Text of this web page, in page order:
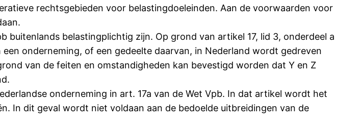
rechtsgebieden voor belastingdoeleinden. Aan de voorwaarden voor
buitenlands belastingplichtig zijn. Op grond van artikel 17, lid 3, onderdeel a
onderneming, of een gedeelte daarvan, in Nederland wordt gedreven
van de feiten en omstandigheden kan bevestigd worden dat Y en Z
onderneming in art. 17a van de Wet Vpb. In dat artikel wordt het
In dit geval wordt niet voldaan aan de bedoelde uitbreidingen van de